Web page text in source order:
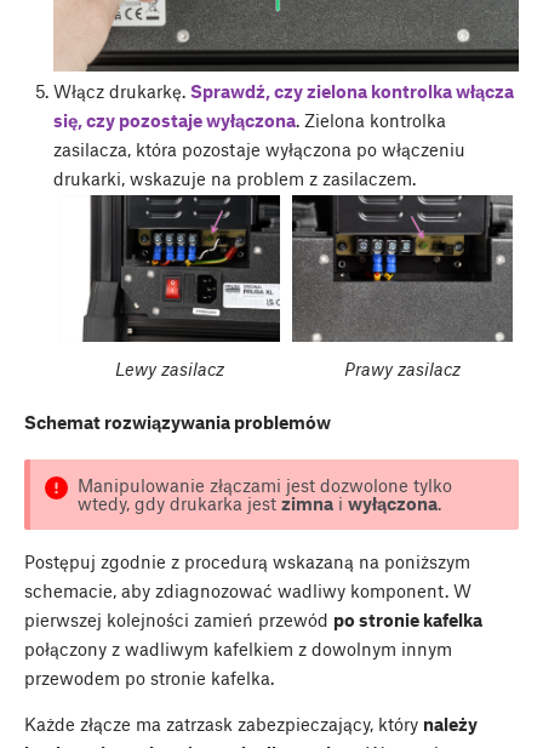
Włącz drukarkę. Sprawdź, czy zielona kontrolka włącza
się, czy pozostaje wyłączona. Zielona kontrolka
zasilacza, która pozostaje wyłączona po włączeniu
drukarki, wskazuje na problem z zasilaczem.
Lewy zasilacz Prawy zasilacz
Schemat rozwiązywania problemów
Manipulowanie złączami jest dozwolone tylko
wtedy, gdy drukarka jest zimnai wyłączona.
Postępuj zgodnie z procedurą wskazaną na poniższym
schemacie, aby zdiagnozować wadliwy komponent. W
pierwszej kolejności zamień przewód po stronie kafelka
połączony z wadliwym kafelkiem z dowolnym innym
przewodem po stronie kafelka.
Każde złącze ma zatrzask zabezpieczający, który należy